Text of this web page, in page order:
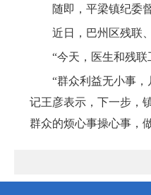
随即，平梁镇纪委督
近日，巴州区残联、
“今天，医生和残联工
“群众利益无小事，凡
记王彦表示，下一步，
群众的烦心事操心事，